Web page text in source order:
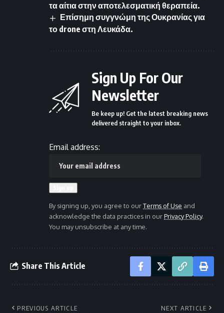
τα αίτια στην αποτελεσματική θεραπεία.
Επίσημη συγγνώμη της Ουκρανίας για
το drone στη Λευκάδα.
Sign Up For Our
Newsletter
Be keep up! Get the latest breaking news
delivered straight to your inbox.
Email address:
By signing up, you agree to ourTerms of Use and
acknowledge the data practices in ourPrivacy Policy.
You may unsubscribe at any time.
Share This Article
PREVIOUS ARTICLE NEXT ARTICLE